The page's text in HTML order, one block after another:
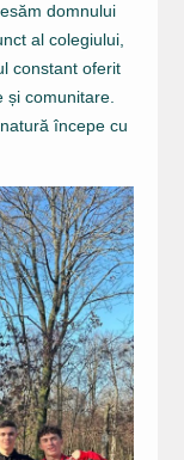
domnului
al colegiului,
constant oferit
și comunitare.
începe cu